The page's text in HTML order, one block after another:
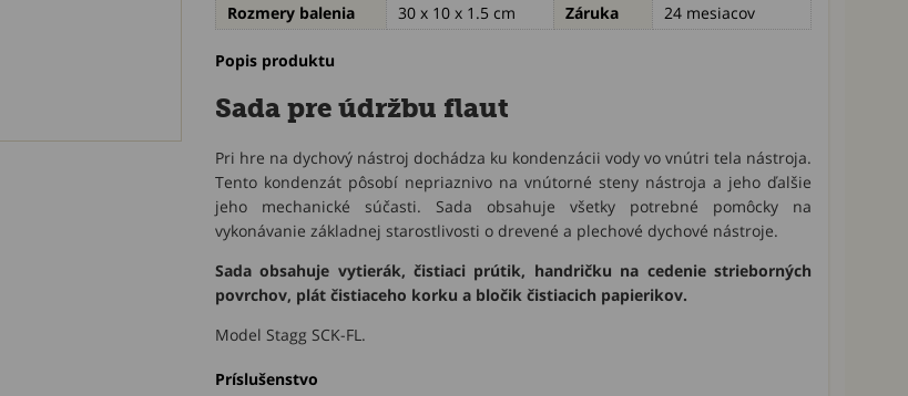
Rozmery balenia
30 x 10 x 1.5 cm Záruka 24 mesiacov
Popis produktu
Sada pre údržbu flaut
Pri hre na dychový nástroj dochádza ku kondenzácii vody vo vnútri tela nástroja.
Tento kondenzát pôsobí nepriaznivo na vnútorné steny nástroja a jeho ďalšie
jeho mechanické súčasti. Sada obsahuje všetky potrebné pomôcky na
vykonávanie základnej starostlivosti o drevené a plechové dychové nástroje.
Sada obsahuje vytierák, čistiaci prútik, handričku na cedenie strieborných
povrchov, plát čistiaceho korku a bločik čistiacich papierikov.
Model Stagg SCK-FL.
Príslušenstvo